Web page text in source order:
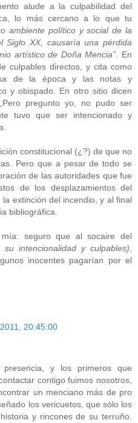
alude a la culpabilidad del
lo más cercano a lo que tu
ambiente político y social de la
Siglo XX, causaría una pérdida
artístico de Doña Mencia” . En
culpables directos, y cita como
de la época y las notas y
y obispado. En otro sitio dicen
pregunto yo, no pudo ser
tuvo que ser intencionado y
constitucional (¿?) de que no
Pero que a pesar de todo se
de las autoridades que fue
de los desplazamientos del
extinción del incendio, y al final
bibliográfica.
seguro que al socaire del
su intencionalidad y culpables)
inocentes pagarían por el
20:45:00
y los primeros que
contigo fuimos nosotros,
un menciano más de pro
los vericuetos, que sólo los
y rincones de su terruño.